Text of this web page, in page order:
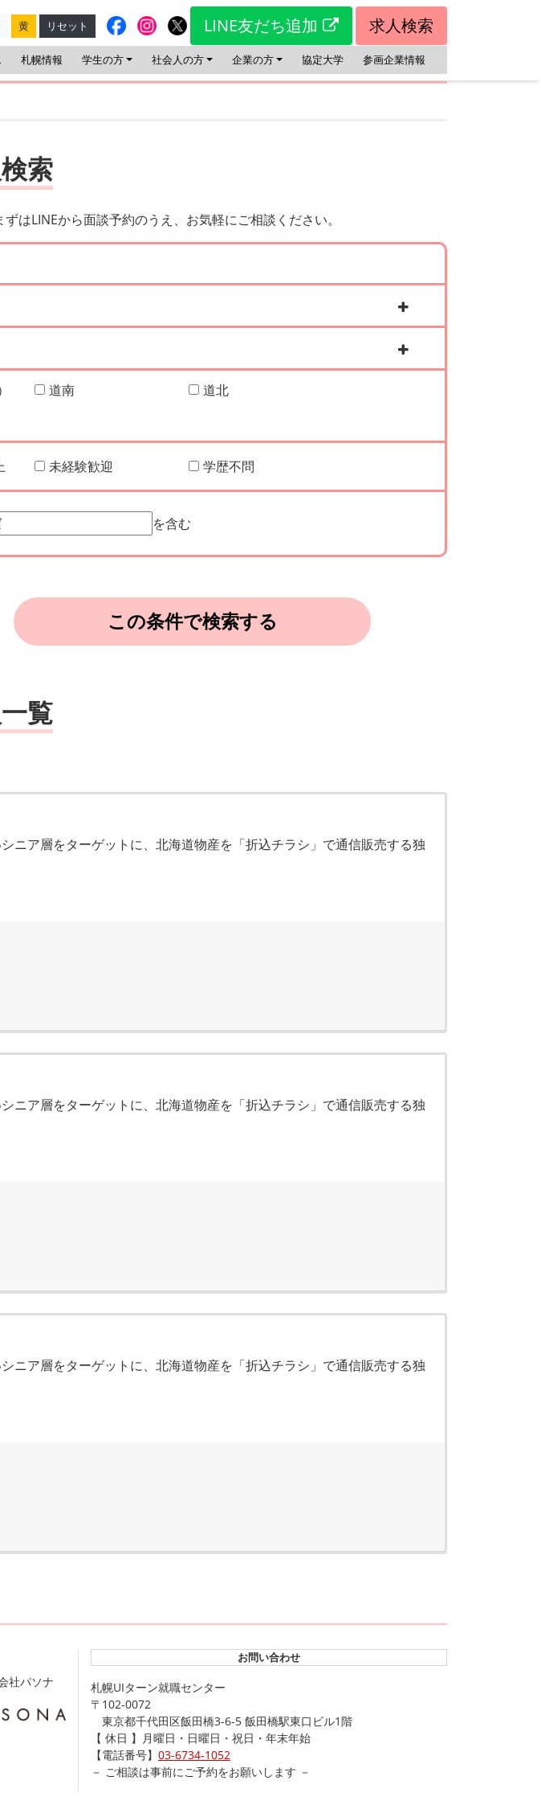
黄 リセット LINE友だち追加 求人検索
札幌情報 学生の方 社会人の方 企業の方 協定大学 参画企業情報
索
LINEから面談予約のうえ、お気軽にご相談ください。
道南
道北
未経験歓迎 学歴不問
を含む
この条件で検索する
覧
ニア層をターゲットに、北海道物産を「折込チラシ」で通信販売する独
ニア層をターゲットに、北海道物産を「折込チラシ」で通信販売する独
ニア層をターゲットに、北海道物産を「折込チラシ」で通信販売する独
社パソナ
お問い合わせ
札幌UIターン就職センター
〒102-0072
東京都千代田区飯田橋3-6-5 飯田橋駅東口ビル1階
【 休日 】月曜日・日曜日・祝日・年末年始
【電話番号】 03-6734-1052
－ ご相談は事前にご予約をお願いします －